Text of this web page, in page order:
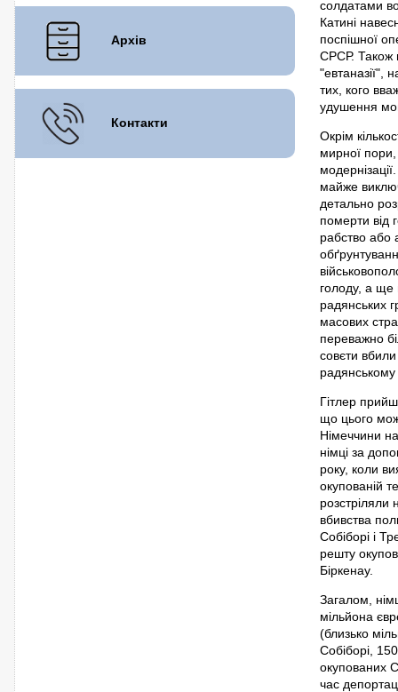
солдатами
Катині
поспішної
СРСР. Також
"евтаназії",
тих, кого
удушення
Окрім
мирної
майже
детально
померти від
рабство або
голоду, а ще
радянських
масових
переважно
совєти
радянському
Гітлер
що цього
Німеччини
німці за
року, коли
окупованій
вбивства
Собіборі і
решту
Біркенау.
Загалом,
мільйона
(близько
Собіборі,
окупованих
час
Архів
Контакти